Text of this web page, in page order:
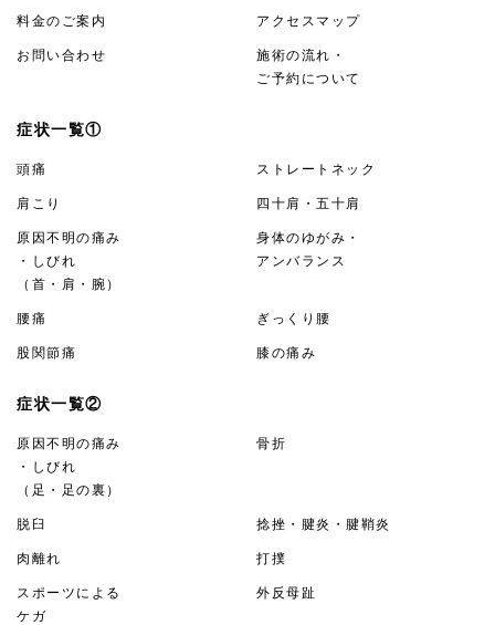
料金のご案内 アクセスマップ
お問い合わせ
施術の流れ・
ご予約について
症状一覧①
頭痛 ストレートネック
肩こり 四十肩・五十肩
原因不明の痛み
・しびれ
（首・肩・腕）
身体のゆがみ・
アンバランス
腰痛 ぎっくり腰
股関節痛 膝の痛み
症状一覧②
原因不明の痛み
・しびれ
（足・足の裏）
骨折
脱臼 捻挫・腱炎・腱鞘炎
肉離れ 打撲
スポーツによる
ケガ
外反母趾